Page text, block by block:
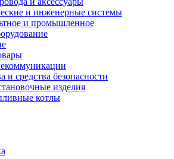
и инженерные системы
и промышленное
и средства безопасности
изделия
котлы